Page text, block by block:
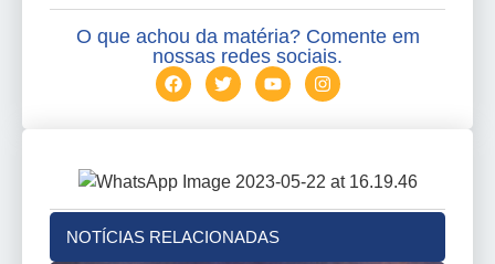
O que achou da matéria? Comente em
nossas redes sociais.
NOTÍCIAS RELACIONADAS